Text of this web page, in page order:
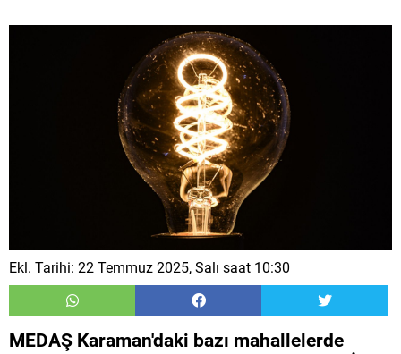
Ekl. Tarihi: 22 Temmuz 2025, Salı saat 10:30
MEDAŞ Karaman'daki bazı mahallelerde